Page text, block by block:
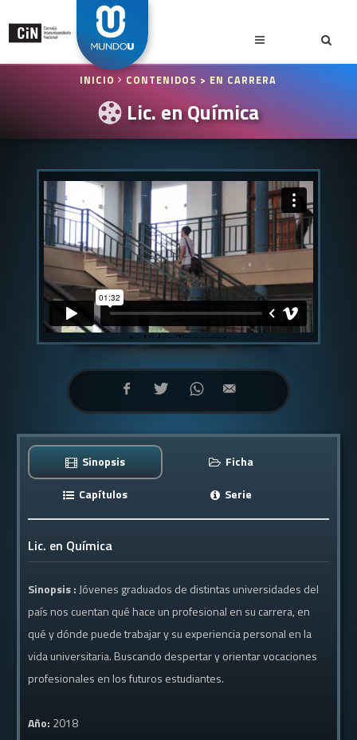
INICIO CONTENIDOS > EN CARRERA
Lic. en Química
Sinopsis
Ficha
Capítulos
Serie
Lic. en Química
Sinopsis : Jóvenes graduados de distintas universidades del
país nos cuentan qué hace un profesional en su carrera, en
qué y dónde puede trabajar y su experiencia personal en la
vida universitaria. Buscando despertar y orientar vocaciones
profesionales en los futuros estudiantes.
Año: 2018